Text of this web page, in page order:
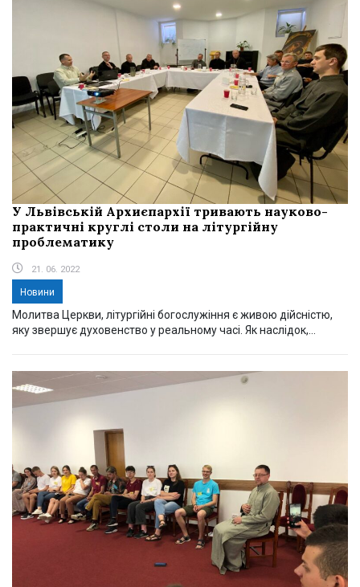
У Львівській Архиєпархії тривають науково-
практичні круглі столи на літургійну
проблематику
21. 06. 2022
Новини
Молитва Церкви, літургійні богослужіння є живою дійсністю,
яку звершує духовенство у реальному часі. Як наслідок,...